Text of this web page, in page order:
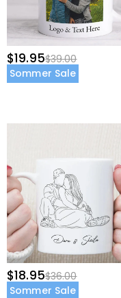
$19.95$39.00
Sommer Sale
$18.95$36.00
Sommer Sale